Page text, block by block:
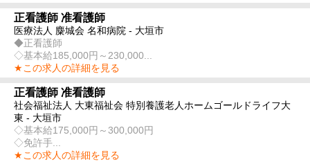
正看護師 准看護師
医療法人 麋城会 名和病院 - 大垣市
◆正看護師
◇基本給185,000円～230,000...
★この求人の詳細を見る
正看護師 准看護師
社会福祉法人 大東福祉会 特別養護老人ホームゴールドライフ大
東 - 大垣市
◇基本給175,000円～300,000円
◇免許手...
★この求人の詳細を見る